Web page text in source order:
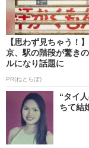
【思わず見ちゃう！
京、駅の階段が驚き
ルになり話題に
PR(ねとらぼ)
“タイ
ちて